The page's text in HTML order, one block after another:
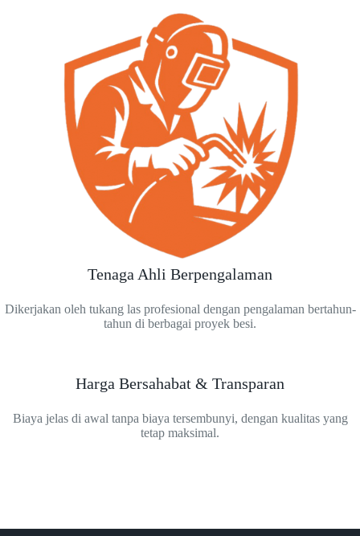
Tenaga Ahli Berpengalaman
Dikerjakan oleh tukang las profesional dengan pengalaman bertahun-
tahun di berbagai proyek besi.
Harga Bersahabat & Transparan
Biaya jelas di awal tanpa biaya tersembunyi, dengan kualitas yang
tetap maksimal.